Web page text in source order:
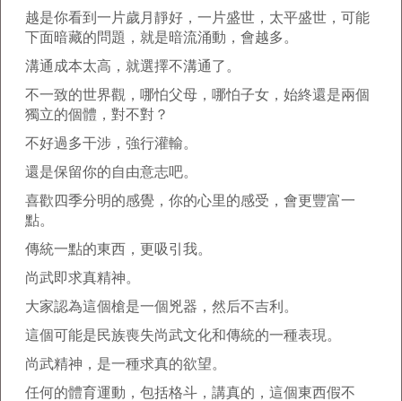
越是你看到一片歲月靜好，一片盛世，太平盛世，可能
下面暗藏的問題，就是暗流涌動，會越多。
溝通成本太高，就選擇不溝通了。
不一致的世界觀，哪怕父母，哪怕子女，始終還是兩個
獨立的個體，對不對？
不好過多干涉，強行灌輸。
還是保留你的自由意志吧。
喜歡四季分明的感覺，你的心里的感受，會更豐富一
點。
傳統一點的東西，更吸引我。
尚武即求真精神。
大家認為這個槍是一個兇器，然后不吉利。
這個可能是民族喪失尚武文化和傳統的一種表現。
尚武精神，是一種求真的欲望。
任何的體育運動，包括格斗，講真的，這個東西假不